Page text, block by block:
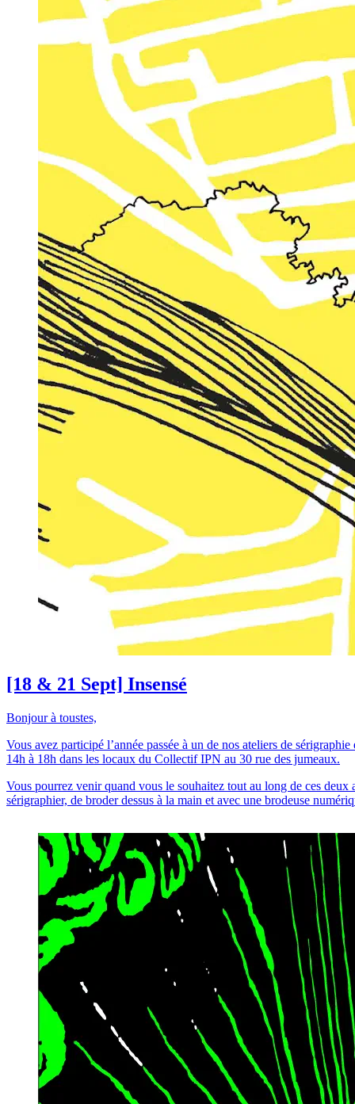
[18 & 21 Sept] Insensé
Bonjour à toustes,
Vous avez participé l’année passée à un de nos ateliers de
14h à 18h dans les locaux du Collectif IPN au 30 rue des jumeaux.
Vous pourrez venir quand vous le souhaitez tout au long de ces
sérigraphier, de broder dessus à la main et avec une brodeuse